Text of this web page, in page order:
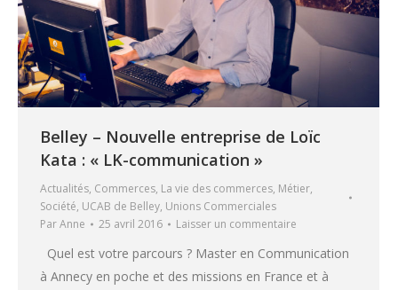
Belley – Nouvelle entreprise de Loïc
Kata : « LK-communication »
Actualités, Commerces, La vie des commerces, Métier,
Société, UCAB de Belley, Unions Commerciales
ParAnne 25 avril 2016 Laisser un commentaire
Quel est votre parcours ? Master en Communication
à Annecy en poche et des missions en France et à